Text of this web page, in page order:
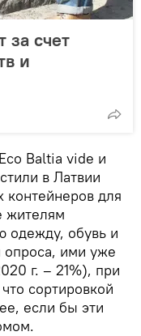
за счет
и
Baltia vide и
в Латвии
контейнеров для
жителям
одежду, обувь и
ими уже
г. – 21%), при
сортировкой
если бы эти